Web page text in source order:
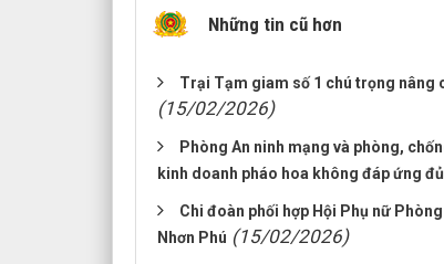
Những tin cũ hơn
Trại Tạm giam số 1 chú trọng nâng
(15/02/2026)
Phòng An ninh mạng và phòng,
kinh doanh pháo hoa không đáp ứng
Chi đoàn phối hợp Hội Phụ nữ
Nhơn Phú (15/02/2026)